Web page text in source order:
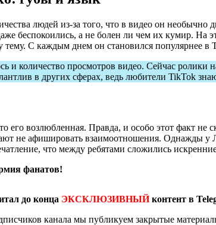
людей из-за того, что в видео он необычно
беспокоились, а не болен ли чем их кумир. На
тему. С каждым днем он становился популярнее в
и количество просмотров видео. Сейчас
в других сферах, ведь любители TikTok
его возлюбленная. Правда, и особо этот факт не
не афишировать взаимоотношения. Однажды у
что между ребятами сложились
фанатов!
до конца ЭКСКЛЮЗИВНЫЙконтент в
канала мы публикуем закрытые